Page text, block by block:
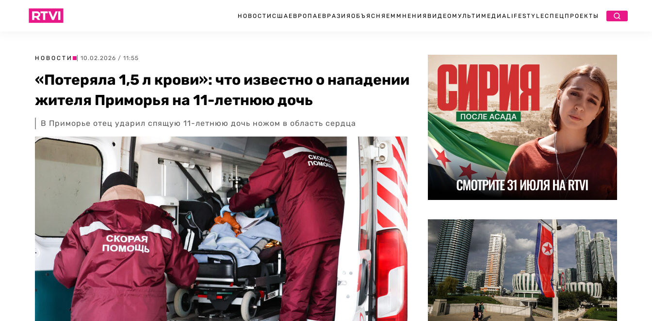
НОВОСТИ США ЕВРОПА ЕВРАЗИЯ ОБЪЯСНЯЕМ МНЕНИЯ ВИДЕО МУЛЬТИМЕДИА LIFESTYLEСПЕЦПРОЕКТЫ
НОВОСТИ | 10.02.2026 / 11:55
«Потеряла 1,5 л крови»: что известно о нападении
жителя Приморья на 11-летнюю дочь
В Приморье отец ударил спящую 11-летнюю дочь ножом в область сердца